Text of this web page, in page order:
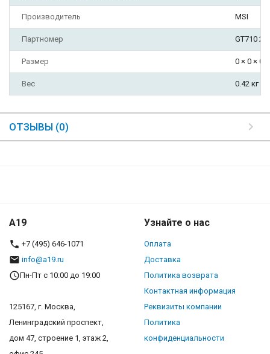
Производитель MSI
Партномер GT710
Размер 0 × 0 × 0
Вес 0.42 кг
ОТЗЫВЫ (0)
A19
+7 (495) 646-1071
info@a19.ru
Пн-Пт с 10:00 до 19:00
125167, г. Москва,
Ленинградский проспект,
дом 47, строение 1, этаж 2,
Узнайте о нас
Оплата
Доставка
Политика возврата
Контактная информация
Реквизиты компании
Политика
конфиденциальности